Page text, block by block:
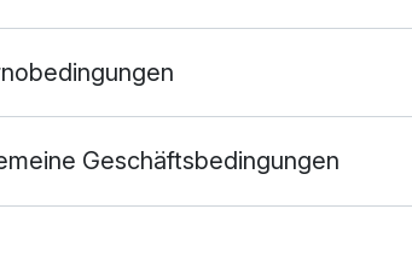
Geschäftsbedingungen